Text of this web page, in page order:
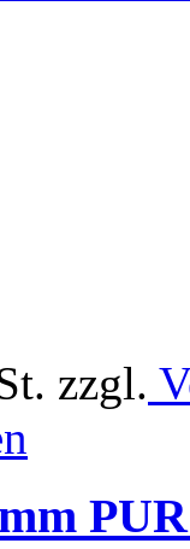
zzgl.